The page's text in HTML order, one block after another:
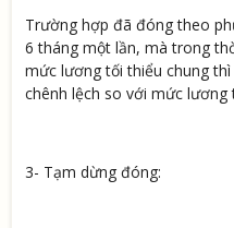
Trường hợp đã đóng theo
6 tháng một lần, mà trong
mức lương tối thiểu chung
chênh lệch so với mức lương
3- Tạm dừng đóng: